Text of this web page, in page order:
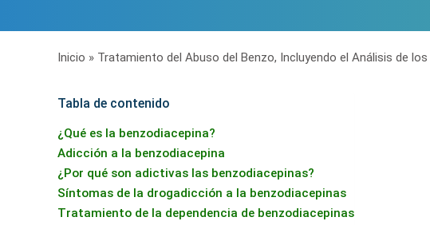
Inicio » Tratamiento del Abuso del Benzo, Incluyendo el Análisis de
Tabla de contenido
¿Qué es la benzodiacepina?
Adicción a la benzodiacepina
¿Por qué son adictivas las benzodiacepinas?
Síntomas de la drogadicción a la benzodiacepinas
Tratamiento de la dependencia de benzodiacepinas